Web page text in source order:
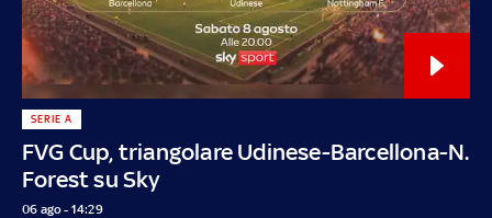
FVG Cup, triangolare Udinese-Barcellona-N.
Forest su Sky
SERIE A
06 ago - 14:29